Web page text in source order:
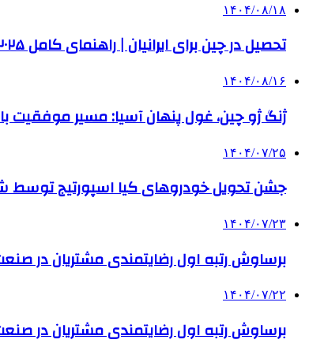
۱۴۰۴/۰۸/۱۸
تحصیل در چین برای ایرانیان | راهنمای کامل ۲۰۲۵
۱۴۰۴/۰۸/۱۶
ژنگ ژو چین، غول پنهان آسیا: مسیر موفقیت
۱۴۰۴/۰۷/۲۵
جشن تحویل خودروهای کیا اسپورتیج توسط
۱۴۰۴/۰۷/۲۳
برساوش رتبه اول رضایتمندی مشتریان در
۱۴۰۴/۰۷/۲۲
برساوش رتبه اول رضایتمندی مشتریان در